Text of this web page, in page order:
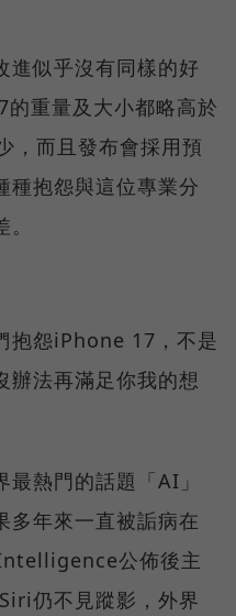
進似乎沒有同樣的好
重量及大小都略高於
，而且發布會採用預
抱怨與這位專業分
抱怨iPhone 17，不是
辦法再滿足你我的想
熱門的話題「AI」
多年來一直被詬病在
公佈後主
仍不見蹤影，外界